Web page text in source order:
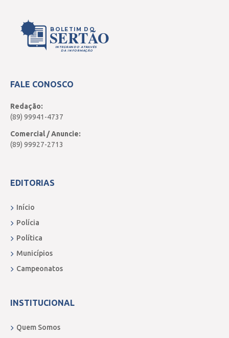
BOLETIM DO
SERTÃO
INTEGRANDO ATRAVÉS
DA INFORMAÇÃO
FALE CONOSCO
Redação:
(89) 99941-4737
Comercial / Anuncie:
(89) 99927-2713
EDITORIAS
Início
Polícia
Política
Municípios
Campeonatos
INSTITUCIONAL
Quem Somos